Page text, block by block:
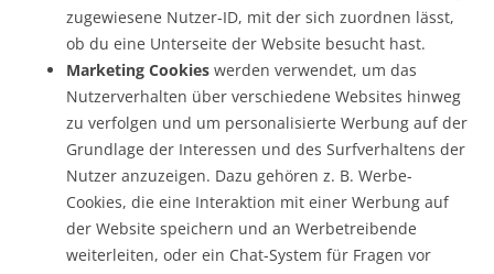
zugewiesene Nutzer-ID, mit der sich zuordnen lässt,
ob du eine Unterseite der Website besucht hast.
Marketing Cookies werden verwendet, um das
Nutzerverhalten über verschiedene Websites hinweg
zu verfolgen und um personalisierte Werbung auf der
Grundlage der Interessen und des Surfverhaltens der
Nutzer anzuzeigen. Dazu gehören z. B. Werbe-
Cookies, die eine Interaktion mit einer Werbung auf
der Website speichern und an Werbetreibende
weiterleiten, oder ein Chat-System für Fragen vor